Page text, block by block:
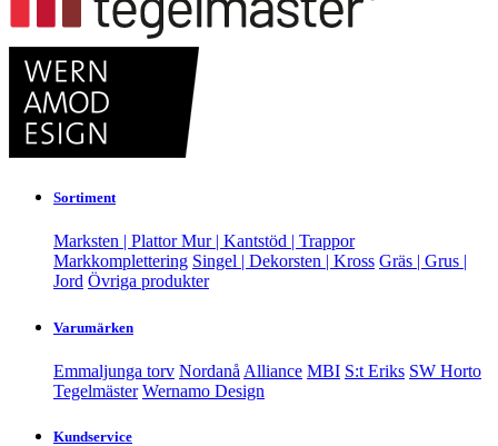
Sortiment
Marksten | PlattorMur | Kantstöd | Trappor
Markkomplettering Singel | Dekorsten | Kross Gräs | Grus |
Jord Övriga produkter
Varumärken
Emmaljunga torv Nordanå Alliance MBI S:t Eriks SW Horto
Tegelmäster Wernamo Design
Kundservice